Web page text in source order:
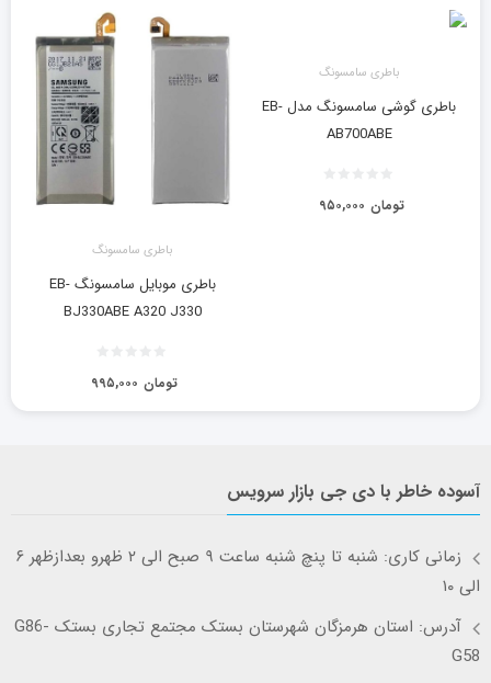
باطری سامسونگ
باطری گوشی سامسونگ مدل EB-
AB700ABE
۹۵۰,۰۰۰ تومان
باطری سامسونگ
باطری موبایل سامسونگ EB-
BJ330ABE A320 J330
۹۹۵,۰۰۰ تومان
آسوده خاطر با دی جی بازار سرویس
زمانی کاری: شنبه تا پنچ شنبه ساعت ۹ صبح الی ۲ ظهرو بعدازظهر ۶
الی ۱۰
آدرس: استان هرمزگان شهرستان بستک مجتمع تجاری بستک G86-
G58